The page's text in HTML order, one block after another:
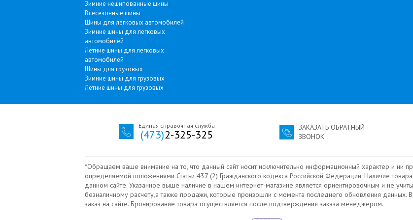
Зимние нешипованные шины
Всесезонные шины
Шины для легковых автомобилей
Зимние шины для легковых
автомобилей
Летние шины для легковых
автомобилей
Шины для грузовых
Зимние шины для грузовых
Летние шины для грузовых
Единая справочная служба
(473)2-325-325
ЗАКАЗАТЬ ОБРАТНЫЙ
ЗВОНОК
*Обращаем ваше внимание на то, что данный сайт носит исключительно информационный характер и ни
определяемой положениями Статьи 437 (2) Гражданского кодекса Российской Федерации. Наличие товара
данном сайте. Указанное выше наличие в нашем интернет-магазине является ориентировочным и не
безналичному расчету‚а также продажи, которые произошли с момента последнего обновления данных.
заказ на сайте. Бронирование товара осуществляется после подтверждения заказа менеджером.